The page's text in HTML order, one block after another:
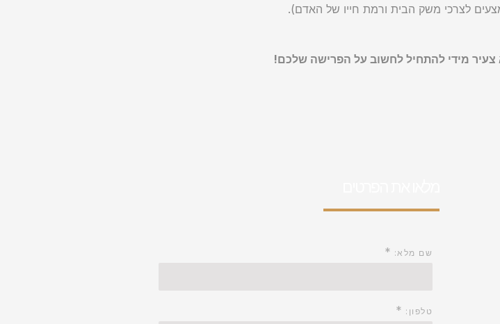
לצרכי משק הבית ורמת חייו של האדם).
צעיר מידי להתחיל לחשוב על הפרישה שלכם!
שם מלא: *
טלפון: *